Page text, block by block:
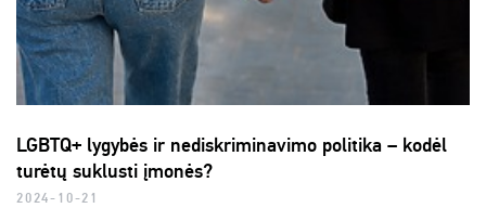
LGBTQ+ lygybės ir nediskriminavimo politika – kodėl
turėtų suklusti įmonės?
2024-10-21